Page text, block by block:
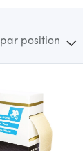
par position